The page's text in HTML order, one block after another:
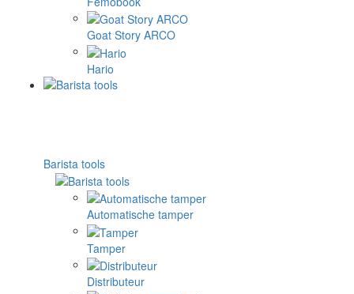
Goat Story ARCO
Hario
Barista tools
Automatische tamper
Tamper
Distributeur